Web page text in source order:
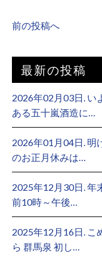
前の投稿へ
最新の投稿
2026年02月03日. い
ある五十嵐酒造に…
2026年01月04日. 明
のお正月休みは…
2025年12月30日. 年
前10時～午後…
2025年12月16日. こ
ら 群馬泉 初し…